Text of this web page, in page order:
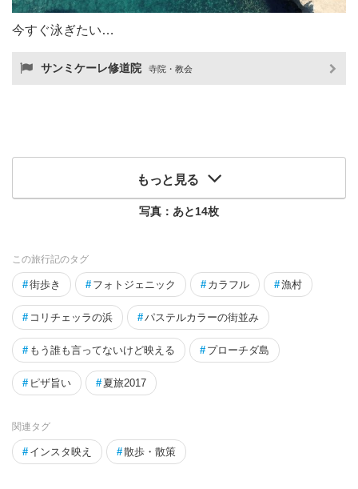
今すぐ泳ぎたい…
サンミケーレ修道院 寺院・教会
もっと見る
写真：あと14枚
この旅行記のタグ
#街歩き # フォトジェニック # カラフル #漁村
# コリチェッラの浜 #パステルカラーの街並み
# もう誰も言ってないけど映える # プローチダ島
# ピザ旨い # 夏旅2017
関連タグ
# インスタ映え #散歩・散策